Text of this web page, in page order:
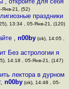
Янв-21, (52)
праздники
13:34 , 05-Янв-21, (120)
, n00by(ok), 14:05 ,
Без астрологии я
14:18 , 05-Янв-21, (147)
лектора в дурном
, n00by(ok), 14:48 , 05-